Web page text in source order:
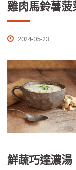
雞肉馬鈴薯菠
2024-05-23
鮮蔬巧達濃湯